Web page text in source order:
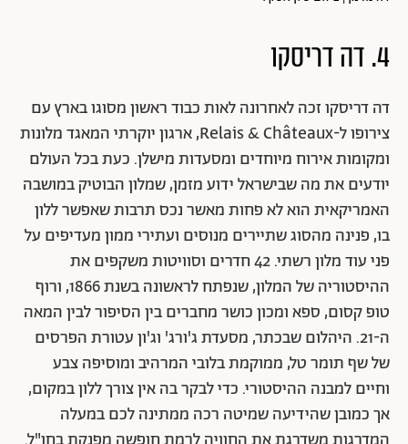
4. דה דריסקו
דה דריסקו זכה לאחרונה לאות כבוד ראשון מסוגו בארץ עם
צירופו ל-Relais & Châteaux, ארגון יוקרתי המאגד מלונות
ומקומות אירוח מיוחדים ומסעדות מישלן. כעת בכל העולם
יודעים את מה שבישראל ידוע מזמן, שמלון הבוטיק במושבה
האמריקאית הוא לא פחות מאשר נכס תרבות שאפשר ללון
בו, פנינה מהסוג שתיירים מנוסים ועתירי ממון מעדיפים על
פני עוד מלון רשתי. 42 חדרים וסוויטות משקפים את
ההיסטוריה של המלון, שנפתח לראשונה בשנת 1866, ורוף
טופ קסום, ספא ומכון כושר מחברים בין הסיפור לבין המאה
ה-21. היהלום שבכתר, מסעדת ג'ורג' וג'ון עטורת הפרסים
של שף תומר טל, ממוקמת בלובי המרהיב ומוסיפה צבע
וחיים למבנה ההיסטורי. כדי לבקר בה אין צורך ללון במקום,
אך כמובן שהידיעה שמיטה רכה ממתינה לכם במעלה